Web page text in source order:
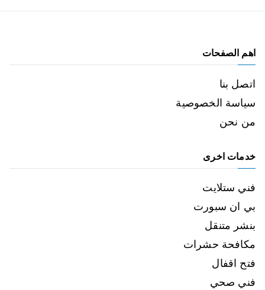
اهم الصفحات
اتصل بنا
سياسة الخصوصية
من نحن
خدمات اخرى
فني ستلايت
بي ان سبورت
بنشر متنقل
مكافحة حشرات
فتح اقفال
فني صحي